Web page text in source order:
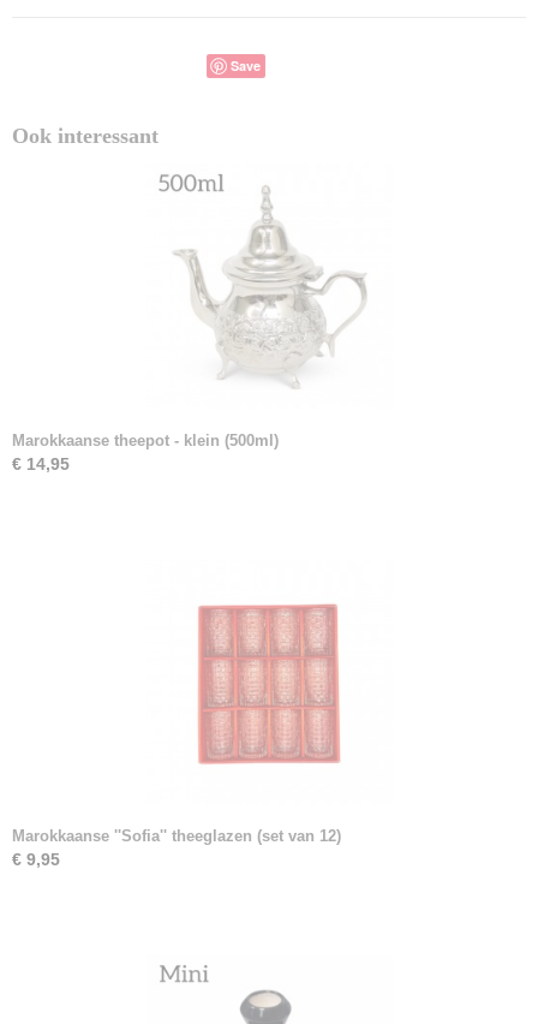
Save
Ook interessant
Marokkaanse theepot - klein (500ml)
€ 14,95
Marokkaanse ''Sofia'' theeglazen (set van 12)
€ 9,95